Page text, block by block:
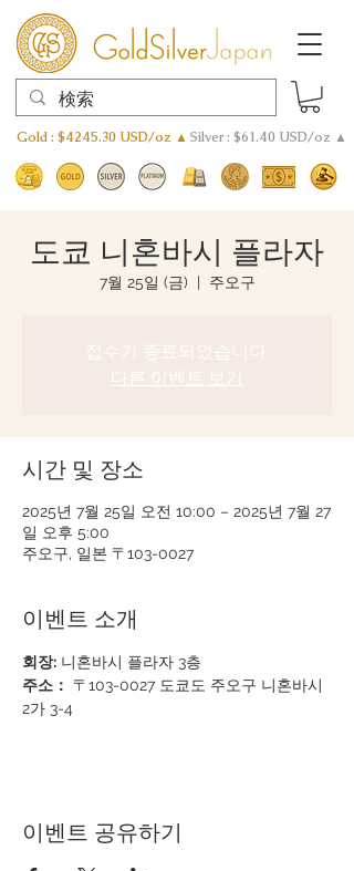
Gold : $4245.30 USD/oz ▲ Silver : $61.40 USD/oz ▲
도쿄 니혼바시 플라자
7월 25일 (금)
  |
주오구
접수가 종료되었습니다.
다른 이벤트 보기
시간 및 장소
2025년 7월 25일 오전 10:00 – 2025년 7월 27
일 오후 5:00
주오구, 일본 〒103-0027
이벤트 소개
회장: 니혼바시 플라자 3층
주소：
〒103-0027 도쿄도 주오구 니혼바시
2가 3-4
이벤트 공유하기